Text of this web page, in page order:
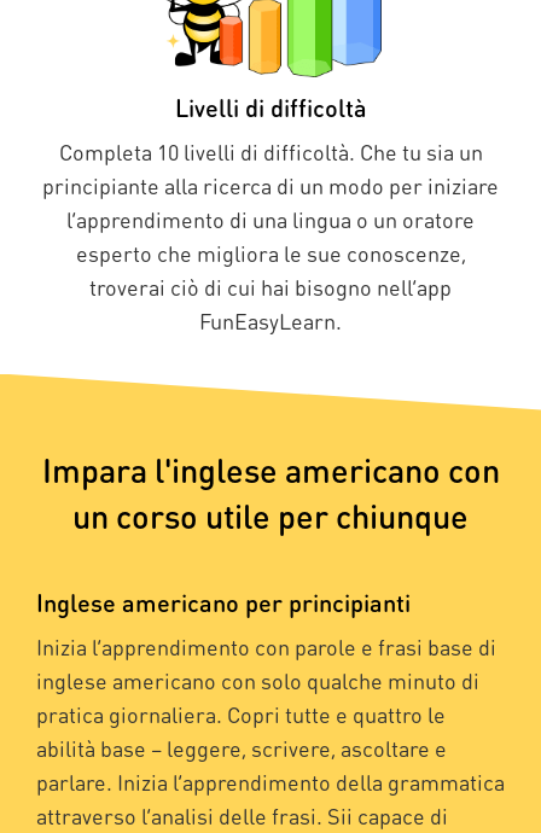
Livelli di difficoltà
Completa 10 livelli di difficoltà. Che tu sia un
principiante alla ricerca di un modo per iniziare
l’apprendimento di una lingua o un oratore
esperto che migliora le sue conoscenze,
troverai ciò di cui hai bisogno nell’app
FunEasyLearn.
Impara l'inglese americano con
un corso utile per chiunque
Inglese americano per principianti
Inizia l’apprendimento con parole e frasi base di
inglese americano con solo qualche minuto di
pratica giornaliera. Copri tutte e quattro le
abilità base – leggere, scrivere, ascoltare e
parlare. Inizia l’apprendimento della grammatica
attraverso l’analisi delle frasi. Sii capace di